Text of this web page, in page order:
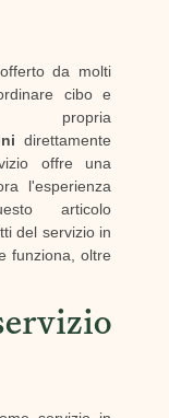
da molti
cibo e
direttamente
offre una
l'esperienza
articolo
del servizio in
funziona, oltre